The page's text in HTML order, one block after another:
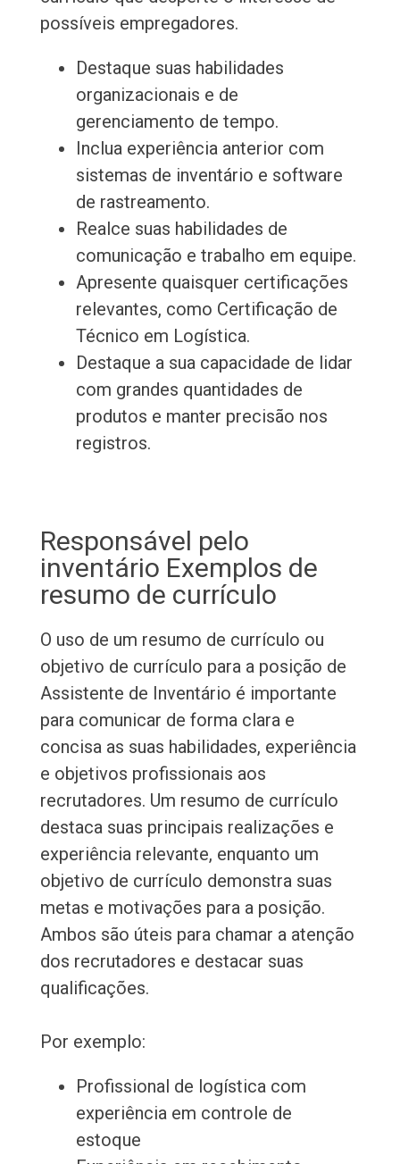
possíveis empregadores.
Destaque suas habilidades
organizacionais e de
gerenciamento de tempo.
Inclua experiência anterior com
sistemas de inventário e software
de rastreamento.
Realce suas habilidades de
comunicação e trabalho em equipe.
Apresente quaisquer certificações
relevantes, como Certificação de
Técnico em Logística.
Destaque a sua capacidade de lidar
com grandes quantidades de
produtos e manter precisão nos
registros.
Responsável pelo
inventário Exemplos de
resumo de currículo
O uso de um resumo de currículo ou
objetivo de currículo para a posição de
Assistente de Inventário é importante
para comunicar de forma clara e
concisa as suas habilidades, experiência
e objetivos profissionais aos
recrutadores. Um resumo de currículo
destaca suas principais realizações e
experiência relevante, enquanto um
objetivo de currículo demonstra suas
metas e motivações para a posição.
Ambos são úteis para chamar a atenção
dos recrutadores e destacar suas
qualificações.
Por exemplo:
Profissional de logística com
experiência em controle de
estoque